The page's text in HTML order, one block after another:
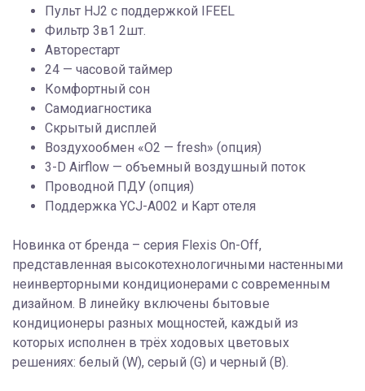
Пульт HJ2 с поддержкой IFEEL
Фильтр 3в1 2шт.
Авторестарт
24 — часовой таймер
Комфортный сон
Самодиагностика
Скрытый дисплей
Воздухообмен «О2 — fresh» (опция)
3-D Airflow — объемный воздушный поток
Проводной ПДУ (опция)
Поддержка YCJ-A002 и Карт отеля
Новинка от бренда – серия Flexis On-Off,
представленная высокотехнологичными настенными
неинверторными кондиционерами с современным
дизайном. В линейку включены бытовые
кондиционеры разных мощностей, каждый из
которых исполнен в трёх ходовых цветовых
решениях: белый (W), серый (G) и черный (B).